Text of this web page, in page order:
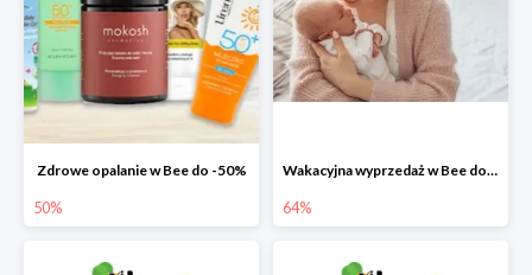
Zdrowe opalanie w Bee do -50%
50%
Wakacyjna wyprzedaż w Bee do -64%
64%